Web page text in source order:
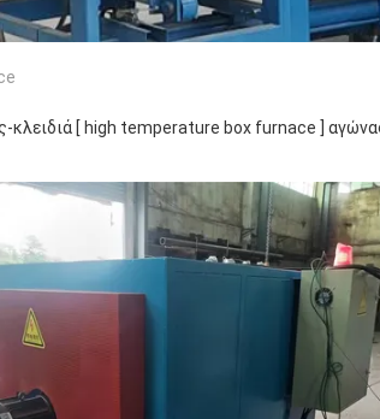
κλειδιά [ high temperature box furnace ]